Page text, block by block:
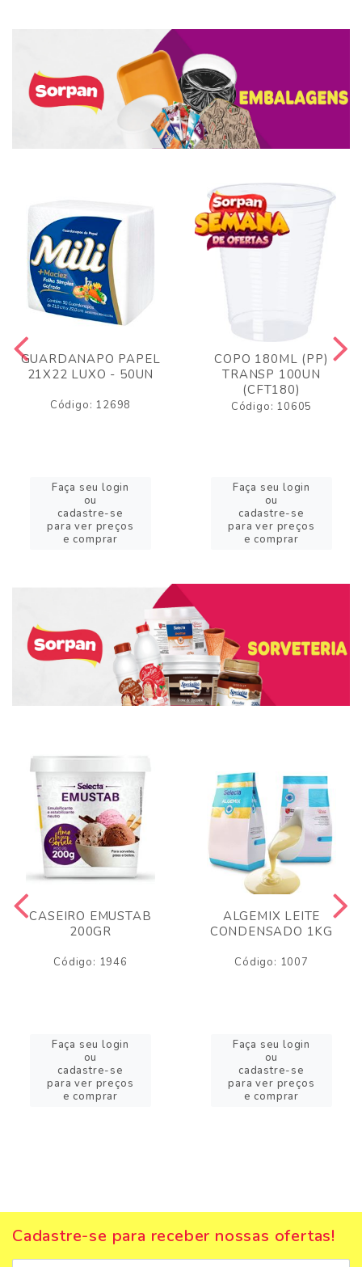
GUARDANAPO PAPEL
21X22 LUXO - 50UN
Código: 12698
Faça seu login
ou
cadastre-se
para ver preços
e comprar
COPO 180ML (PP)
TRANSP 100UN
(CFT180)
Código: 10605
Faça seu login
ou
cadastre-se
para ver preços
e comprar
CASEIRO EMUSTAB
200GR
Código: 1946
Faça seu login
ou
cadastre-se
para ver preços
e comprar
ALGEMIX LEITE
CONDENSADO 1KG
Código: 1007
Faça seu login
ou
cadastre-se
para ver preços
e comprar
Cadastre-se para receber nossas ofertas!